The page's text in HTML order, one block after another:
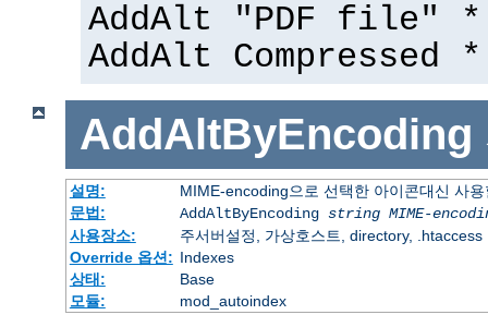
AddAlt "PDF file"
AddAlt
AddAltByEncoding
설명:
MIME-encoding으로 선택한 아이콘대신 사
문법:
AddAltByEncoding string MIME-
사용장소:
주서버설정, 가상호스트, directory, .htaccess
Override 옵션: Indexes
상태:
Base
모듈:
mod_autoindex